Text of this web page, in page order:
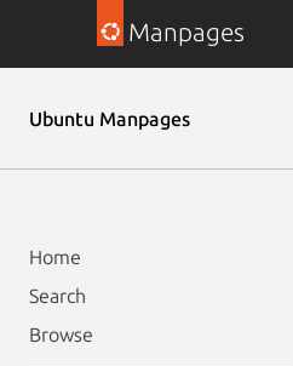
Manpages
Ubuntu Manpages
Home
Search
Browse